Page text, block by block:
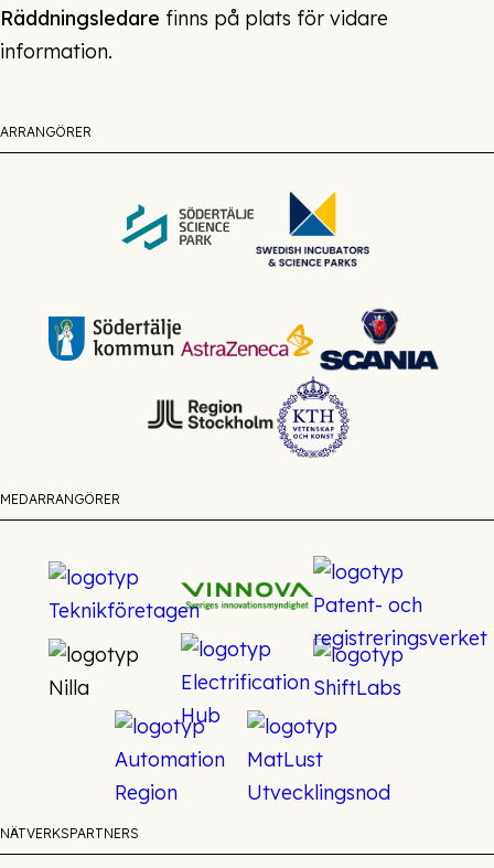
Räddningsledare finns på plats för vidare
information.
ARRANGÖRER
MEDARRANGÖRER
NÄTVERKSPARTNERS